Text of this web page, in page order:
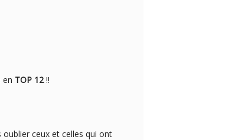
en TOP 12!!
ceux et celles qui ont